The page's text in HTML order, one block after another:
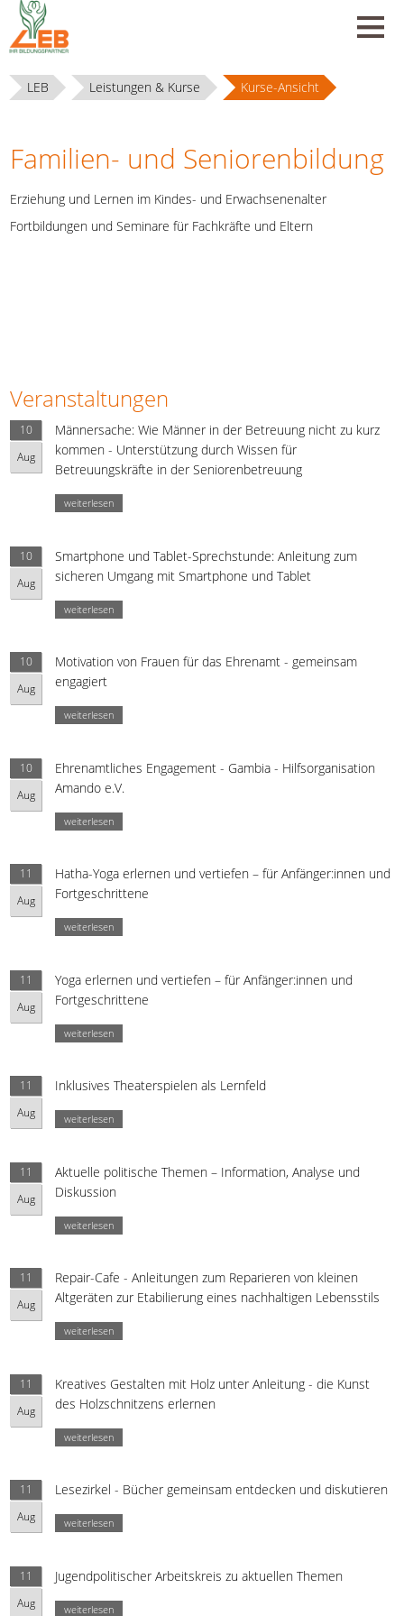
LEB Leistungen & Kurse Kurse-Ansicht
Familien- und Seniorenbildung
Erziehung und Lernen im Kindes- und Erwachsenenalter
Fortbildungen und Seminare für Fachkräfte und Eltern
Veranstaltungen
10
Aug
Männersache: Wie Männer in der Betreuung nicht zu kurz
kommen - Unterstützung durch Wissen für
Betreuungskräfte in der Seniorenbetreuung
weiterlesen
10
Aug
Smartphone und Tablet-Sprechstunde: Anleitung zum
sicheren Umgang mit Smartphone und Tablet
weiterlesen
10
Aug
Motivation von Frauen für das Ehrenamt - gemeinsam
engagiert
weiterlesen
10
Aug
Ehrenamtliches Engagement - Gambia - Hilfsorganisation
Amando e.V.
weiterlesen
11
Aug
Hatha-Yoga erlernen und vertiefen – für Anfänger:innen und
Fortgeschrittene
weiterlesen
11
Aug
Yoga erlernen und vertiefen – für Anfänger:innen und
Fortgeschrittene
weiterlesen
11
Aug
Inklusives Theaterspielen als Lernfeld
weiterlesen
11
Aug
Aktuelle politische Themen – Information, Analyse und
Diskussion
weiterlesen
11
Aug
Repair-Cafe - Anleitungen zum Reparieren von kleinen
Altgeräten zur Etabilierung eines nachhaltigen Lebensstils
weiterlesen
11
Aug
Kreatives Gestalten mit Holz unter Anleitung - die Kunst
des Holzschnitzens erlernen
weiterlesen
11
Aug
Lesezirkel - Bücher gemeinsam entdecken und diskutieren
weiterlesen
11
Aug
Jugendpolitischer Arbeitskreis zu aktuellen Themen
weiterlesen